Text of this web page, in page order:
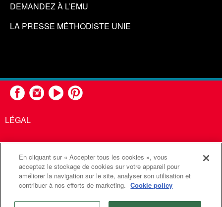
DEMANDEZ À L’EMU
LA PRESSE MÉTHODISTE UNIE
LÉGAL
United Methodist Communications est une agence de l'Église
Méthodiste Unie
Communications Méthodistes Unies. Tous droits
réservés
En cliquant sur « Accepter tous les cookies », vous
acceptez le stockage de cookies sur votre appareil pour
améliorer la navigation sur le site, analyser son utilisation et
contribuer à nos efforts de marketing. Cookie policy